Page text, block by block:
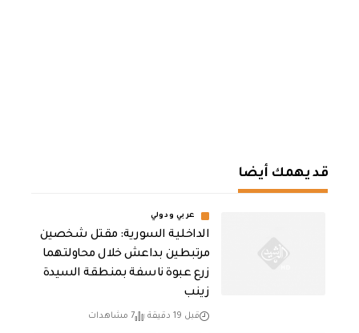
قد يهمك أيضا
عربي ودولي
الداخلية السورية: مقتل شخصين
مرتبطين بداعش خلال محاولتهما
زرع عبوة ناسفة بمنطقة السيدة
زينب
قبل 19 دقيقة 7 مشاهدات